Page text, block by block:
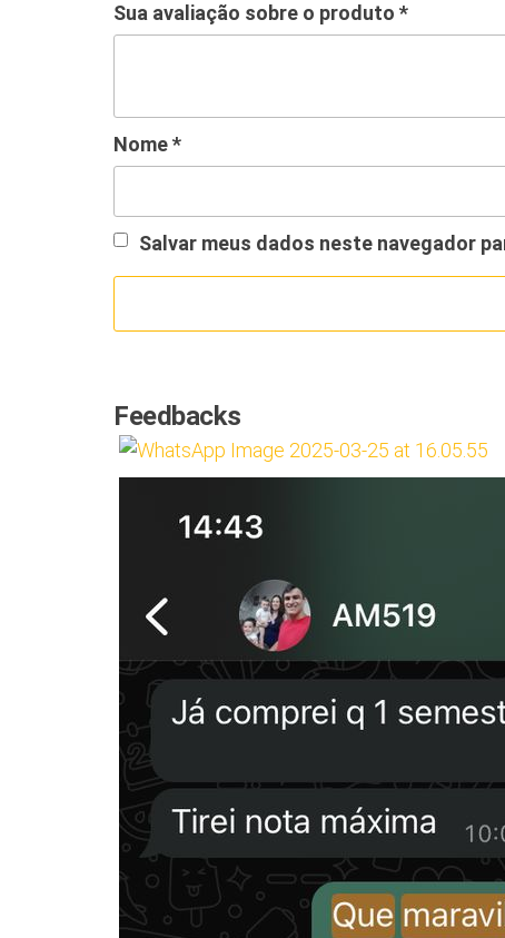
Sua avaliação sobre o produto *
Nome*
Salvar meus dados neste navegador
Feedbacks